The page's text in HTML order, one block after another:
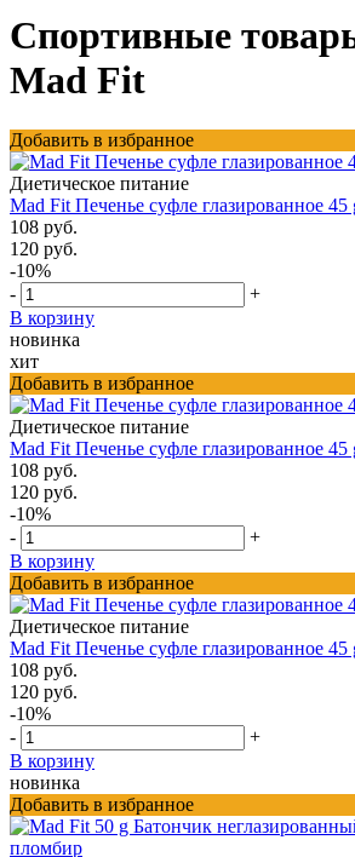
Спортивные
Mad Fit
Добавить в избранное
Диетическое питание
Mad Fit Печенье суфле глазированное
108 руб.
120 руб.
-10%
-
+
В корзину
новинка
хит
Добавить в избранное
Диетическое питание
Mad Fit Печенье суфле глазированное 45
108 руб.
120 руб.
-10%
-
+
В корзину
Добавить в избранное
Диетическое питание
Mad Fit Печенье суфле глазированное
108 руб.
120 руб.
-10%
-
+
В корзину
новинка
Добавить в избранное